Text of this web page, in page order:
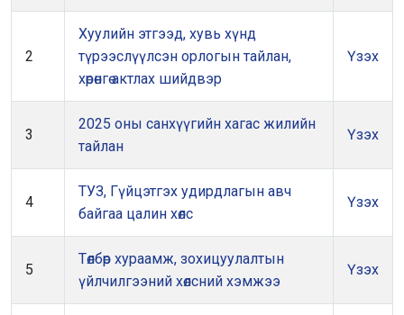
2
Хуулийн этгээд, хувь хүнд
түрээслүүлсэн орлогын тайлан,
хөрөнгө актлах шийдвэр
Үзэх
3
2025 оны санхүүгийн хагас жилийн
тайлан
Үзэх
4
ТУЗ, Гүйцэтгэх удирдлагын авч
байгаа цалин хөлс
Үзэх
5
Төлбөр хураамж, зохицуулалтын
үйлчилгээний хөлсний хэмжээ
Үзэх